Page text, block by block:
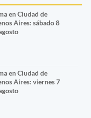
en Ciudad de
Aires: sábado 8
en Ciudad de
Aires: viernes 7